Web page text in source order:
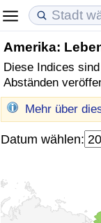
Amerika:
Diese Indices
Abständen
Mehr über
Datum wählen:
in Akaba
Immobilienpreis-
Lebensqualität
Lebensqualität-
Lebensqualität-
Kriminalität